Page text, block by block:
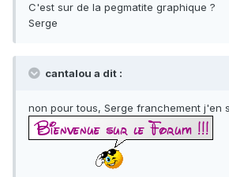
C'est sur de la pegmatite graphique ?
Serge
cantalou a dit :
non pour tous, Serge franchement j'en